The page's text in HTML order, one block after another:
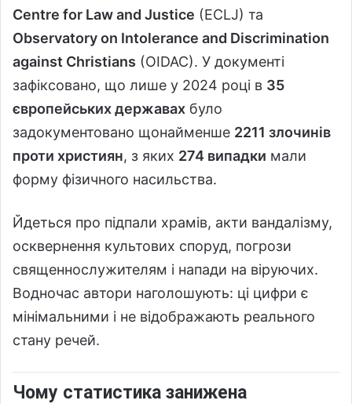
Centre for Law and Justice (ECLJ) та
Observatory on Intolerance and Discrimination
against Christians (OIDAC). У документі
зафіксовано, що лише у 2024 році в 35
європейських державах було
задокументовано щонайменше 2211 злочинів
проти християн, з яких 274 випадки мали
форму фізичного насильства.
Йдеться про підпали храмів, акти вандалізму,
осквернення культових споруд, погрози
священнослужителям і напади на віруючих.
Водночас автори наголошують: ці цифри є
мінімальними і не відображають реального
стану речей.
Чому статистика занижена